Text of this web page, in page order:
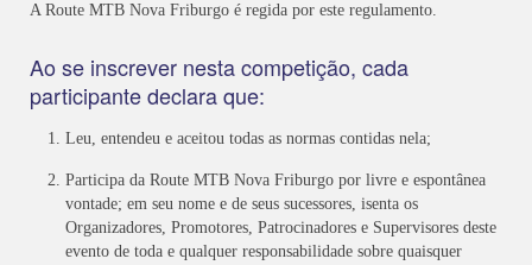
A Route MTB Nova Friburgo é regida por este regulamento.
Ao se inscrever nesta competição, cada
participante declara que:
Leu, entendeu e aceitou todas as normas contidas nela;
Participa da Route MTB Nova Friburgo por livre e espontânea
vontade; em seu nome e de seus sucessores, isenta os
Organizadores, Promotores, Patrocinadores e Supervisores deste
evento de toda e qualquer responsabilidade sobre quaisquer